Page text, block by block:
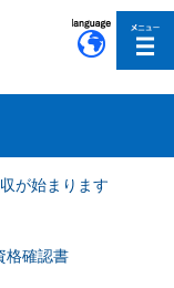
が始まります
格確認書